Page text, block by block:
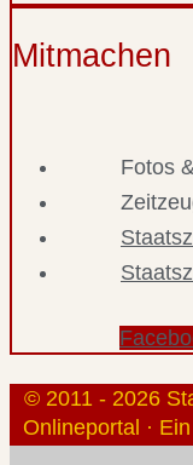
Mitmachen
Fotos
© 2011 - 2026
Onlineportal ·